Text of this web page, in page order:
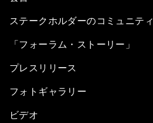
ステークホルダーのコミュニティ
「フォーラム・ストーリー」
プレスリリース
フォトギャラリー
ビデオ